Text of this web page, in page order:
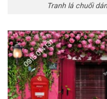
Tranh lá chuối